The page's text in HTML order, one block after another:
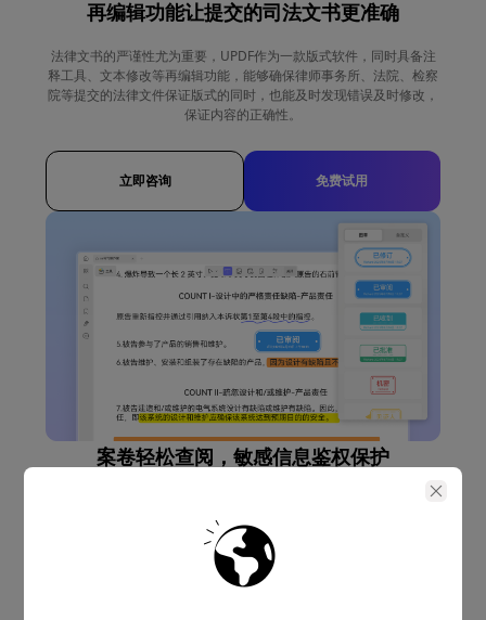
再编辑功能让提交的司法文书更准确
法律文书的严谨性尤为重要，UPDF作为一款版式软件，同时具备注
释工具、文本修改等再编辑功能，能够确保律师事务所、法院、检察
院等提交的法律文件保证版式的同时，也能及时发现错误及时修改，
保证内容的正确性。
立即咨询 免费试用
案卷轻松查阅，敏感信息鉴权保护
律师、法官、检察官及案件办事员、公证人等经常要阅读大量PDF的
案件卷宗等，UPDF具备多页面布局、深色模式、书签工具及快速导
航、检索功能，帮助用户轻松查阅资料。同时通过PDF权限设置，和
密文功能，进行差异化传阅，确保其中敏感内容不泄露。